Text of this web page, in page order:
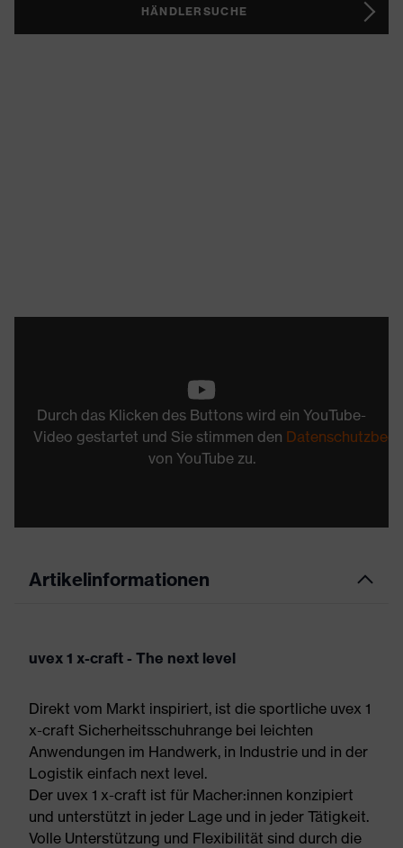
HÄNDLERSUCHE
Durch das Klicken des Buttons wird ein YouTube-
Video gestartet und Sie stimmen den
von YouTube zu.
Artikelinformationen
uvex 1 x-craft - The next level
Direkt vom Markt inspiriert, ist die sportliche uvex 1
x-craft Sicherheitsschuhrange bei leichten
Anwendungen im Handwerk, in Industrie und in der
Logistik einfach next level.
Der uvex 1 x-craft ist für Macher:innen konzipiert
und unterstützt in jeder Lage und in jeder Tätigkeit.
Volle Unterstützung und Flexibilität sind durch die